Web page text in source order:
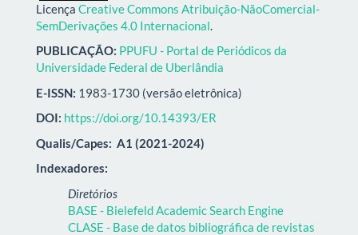
Licença Creative Commons Atribuição-NãoComercial-
SemDerivações 4.0 Internacional.
PUBLICAÇÃO: PPUFU - Portal de Periódicos da
Universidade Federal de Uberlândia
E-ISSN: 1983-1730 (versão eletrônica)
DOI: https://doi.org/10.14393/ER
Qualis/Capes: A1 (2021-2024)
Indexadores:
Diretórios
BASE - Bielefeld Academic Search Engine
CLASE - Base de datos bibliográfica de revistas